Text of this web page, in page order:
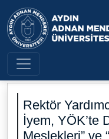
Aydın
Rektör
İyem, YÖK’te
Meslekleri” ve